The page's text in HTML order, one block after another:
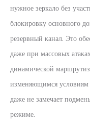
нужное зеркало без
блокировку основного
резервный канал. Это
даже при массовых
динамической
изменяющимся условиям
даже не замечает
режиме.